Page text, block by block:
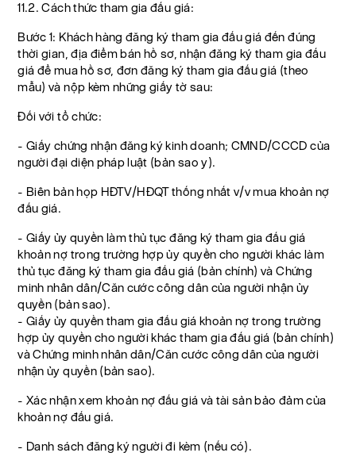
11.2. Cách thức tham gia đấu giá:
Bước 1: Khách hàng đăng ký tham gia đấu giá đến đúng
thời gian, địa điểm bán hồ sơ, nhận đăng ký tham gia đấu
giá để mua hồ sơ, đơn đăng ký tham gia đấu giá (theo
mẫu) và nộp kèm những giấy tờ sau:
Đối với tổ chức:
- Giấy chứng nhận đăng ký kinh doanh; CMND/CCCD của
người đại diện pháp luật (bản sao y).
- Biên bản họp HĐTV/HĐQT thống nhất v/v mua khoản nợ
đấu giá.
- Giấy ủy quyền làm thủ tục đăng ký tham gia đấu giá
khoản nợ trong trường hợp ủy quyền cho người khác làm
thủ tục đăng ký tham gia đấu giá (bản chính) và Chứng
minh nhân dân/Căn cước công dân của người nhận ủy
quyền (bản sao).
- Giấy ủy quyền tham gia đấu giá khoản nợ trong trường
hợp ủy quyền cho người khác tham gia đấu giá (bản chính)
và Chứng minh nhân dân/Căn cước công dân của người
nhận ủy quyền (bản sao).
- Xác nhận xem khoản nợ đấu giá và tài sản bảo đảm của
khoản nợ đấu giá.
- Danh sách đăng ký người đi kèm (nếu có).